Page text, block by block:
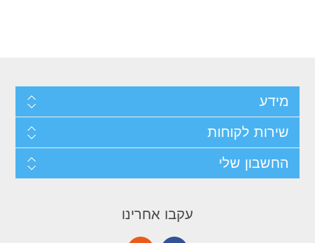
מידע
שירות לקוחות
החשבון שלי
עקבו אחרינו